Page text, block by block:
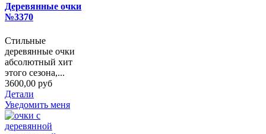
Деревянные очки
№3370
Стильные
деревянные очки
абсолютный хит
этого сезона,...
3600,00 руб
Детали
Уведомить меня